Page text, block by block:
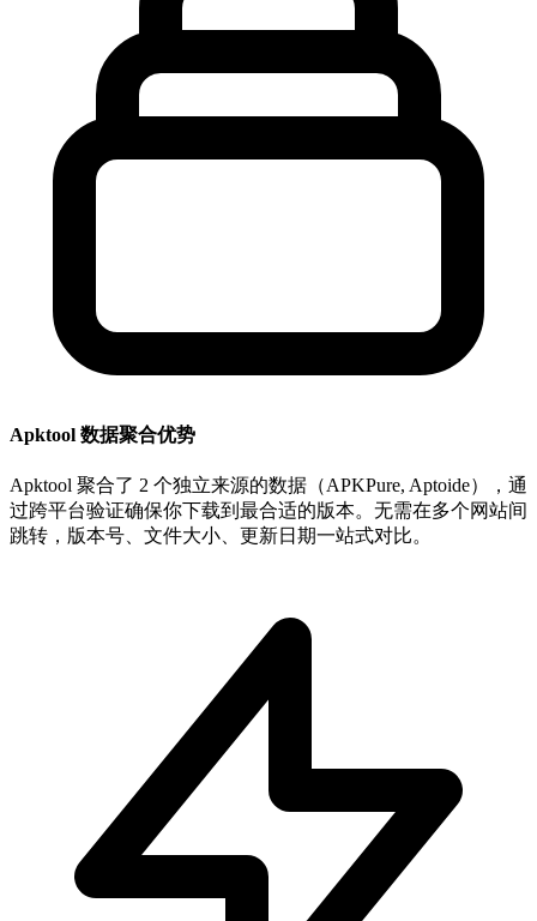
Apktool 数据聚合优势
Apktool 聚合了 2 个独立来源的数据（APKPure, Aptoide），通
过跨平台验证确保你下载到最合适的版本。无需在多个网站间
跳转，版本号、文件大小、更新日期一站式对比。